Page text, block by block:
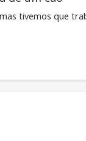
tivemos que